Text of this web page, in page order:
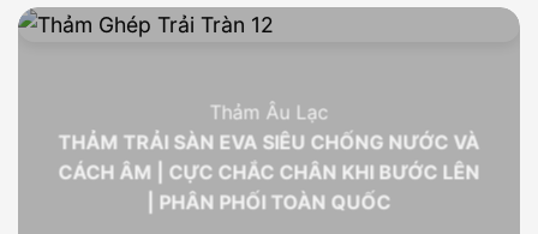
Thảm Âu Lạc
THẢM TRẢI SÀN EVA SIÊU CHỐNG NƯỚC VÀ
CÁCH ÂM | CỰC CHẮC CHÂN KHI BƯỚC LÊN
| PHÂN PHỐI TOÀN QUỐC